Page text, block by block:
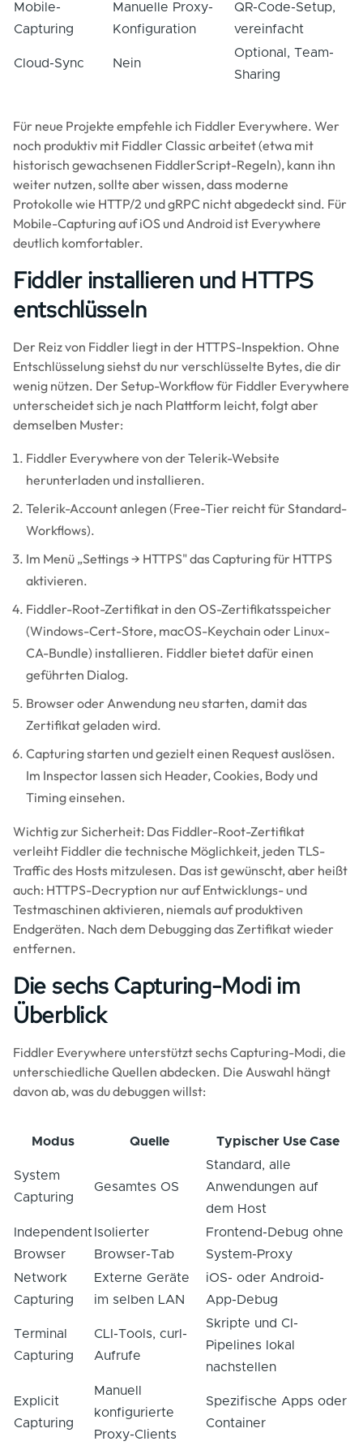
Mobile-
Capturing
Manuelle Proxy-
Konfiguration
QR-Code-Setup,
vereinfacht
Cloud-Sync Nein
Optional, Team-
Sharing
Für neue Projekte empfehle ich Fiddler Everywhere. Wer
noch produktiv mit Fiddler Classic arbeitet (etwa mit
historisch gewachsenen FiddlerScript-Regeln), kann ihn
weiter nutzen, sollte aber wissen, dass moderne
Protokolle wie HTTP/2 und gRPC nicht abgedeckt sind. Für
Mobile-Capturing auf iOS und Android ist Everywhere
deutlich komfortabler.
Fiddler installieren und HTTPS
entschlüsseln
Der Reiz von Fiddler liegt in der HTTPS-Inspektion. Ohne
Entschlüsselung siehst du nur verschlüsselte Bytes, die dir
wenig nützen. Der Setup-Workflow für Fiddler Everywhere
unterscheidet sich je nach Plattform leicht, folgt aber
demselben Muster:
Fiddler Everywhere von der Telerik-Website
herunterladen und installieren.
Telerik-Account anlegen (Free-Tier reicht für Standard-
Workflows).
Im Menü „Settings → HTTPS" das Capturing für HTTPS
aktivieren.
Fiddler-Root-Zertifikat in den OS-Zertifikatsspeicher
(Windows-Cert-Store, macOS-Keychain oder Linux-
CA-Bundle) installieren. Fiddler bietet dafür einen
geführten Dialog.
Browser oder Anwendung neu starten, damit das
Zertifikat geladen wird.
Capturing starten und gezielt einen Request auslösen.
Im Inspector lassen sich Header, Cookies, Body und
Timing einsehen.
Wichtig zur Sicherheit: Das Fiddler-Root-Zertifikat
verleiht Fiddler die technische Möglichkeit, jeden TLS-
Traffic des Hosts mitzulesen. Das ist gewünscht, aber heißt
auch: HTTPS-Decryption nur auf Entwicklungs- und
Testmaschinen aktivieren, niemals auf produktiven
Endgeräten. Nach dem Debugging das Zertifikat wieder
entfernen.
Die sechs Capturing-Modi im
Überblick
Fiddler Everywhere unterstützt sechs Capturing-Modi, die
unterschiedliche Quellen abdecken. Die Auswahl hängt
davon ab, was du debuggen willst:
Modus Quelle Typischer Use Case
System
Capturing
Gesamtes OS
Standard, alle
Anwendungen auf
dem Host
Independent
Browser
Isolierter
Browser-Tab
Frontend-Debug ohne
System-Proxy
Network
Capturing
Externe Geräte
im selben LAN
iOS- oder Android-
App-Debug
Terminal
Capturing
CLI-Tools, curl-
Aufrufe
Skripte und CI-
Pipelines lokal
nachstellen
Explicit
Capturing
Manuell
konfigurierte
Proxy-Clients
Spezifische Apps oder
Container